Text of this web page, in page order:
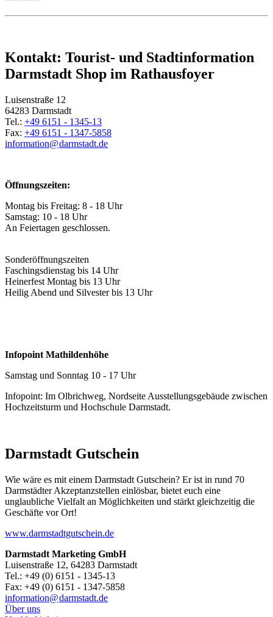
Kontakt: Tourist- und Stadtinformation
Darmstadt Shop im Rathausfoyer
Luisenstraße 12
64283 Darmstadt
Tel.: +49 6151 - 1345-13
Fax: +49 6151 - 1347-5858
information@darmstadt.de
Öffnungszeiten:
Montag bis Freitag: 8 - 18 Uhr
Samstag: 10 - 18 Uhr
An Feiertagen geschlossen.
Sonderöffnungszeiten
Faschingsdienstag bis 14 Uhr
Heinerfest Montag bis 13 Uhr
Heilig Abend und Silvester bis 13 Uhr
Infopoint Mathildenhöhe
Samstag und Sonntag 10 - 17 Uhr
Infopoint: Im Olbrichweg, Nordseite Ausstellungsgebäude zwischen
Hochzeitsturm und Hochschule Darmstadt.
Darmstadt Gutschein
Wie wäre es mit einem Darmstadt Gutschein? Er ist in rund 70
Darmstädter Akzeptanzstellen einlösbar, bietet euch eine
unglaubliche Vielfalt an Möglichkeiten und stärkt gleichzeitig die
Geschäfte vor Ort!
www.darmstadtgutschein.de
Darmstadt Marketing GmbH
Luisenstraße 12, 64283 Darmstadt
Tel.: +49 (0) 6151 - 1345-13
Fax: +49 (0) 6151 - 1347-5858
information@darmstadt.de
Über uns